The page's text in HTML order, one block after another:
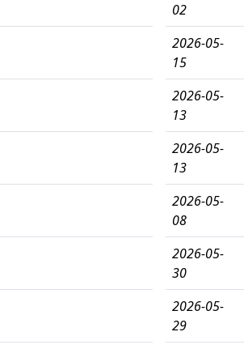
02
2026-05-
15
2026-05-
13
2026-05-
13
2026-05-
08
2026-05-
30
2026-05-
29